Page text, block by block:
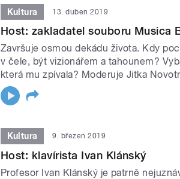
Kultura 13. duben 2019
Host: zakladatel souboru Musica
Završuje osmou dekádu života. Kdy
v čele, být vizionářem a tahounem?
která mu zpívala? Moderuje Jitka
Kultura 9. březen 2019
Host: klavírista Ivan Klánský
Profesor Ivan Klánský je patrně